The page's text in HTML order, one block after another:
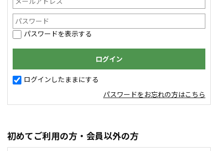
パスワードを表示する
ログインしたままにする
パスワードをお忘れの方はこちら
初めてご利用の方・会員以外の方